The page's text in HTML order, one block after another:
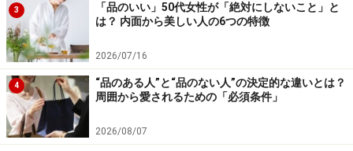
3
「品のいい」50代女性が「絶対にしないこと」と
は？ 内面から美しい人の6つの特徴
2026/07/16
4
“品のある人”と“品のない人”の決定的な違いとは？
周囲から愛されるための「必須条件」
2026/08/07